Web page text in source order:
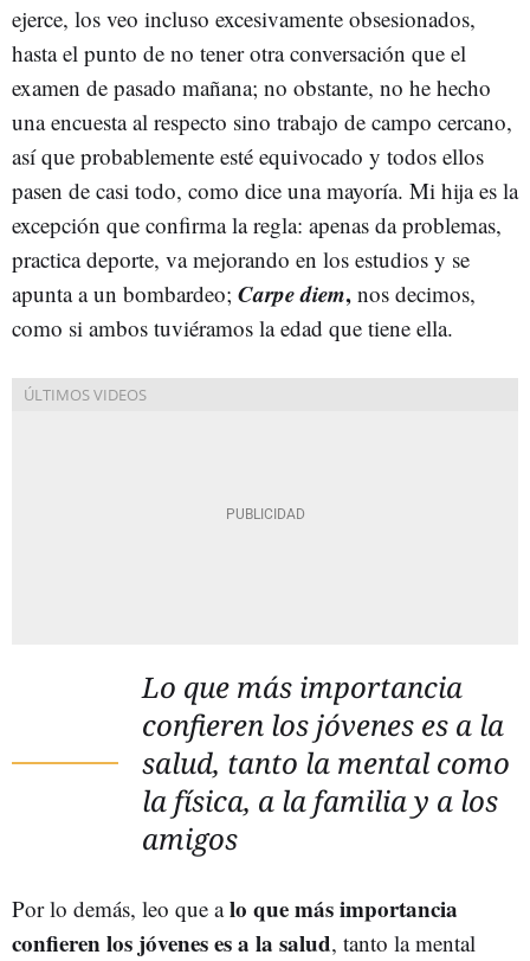
ejerce, los veo incluso excesivamente obsesionados,
hasta el punto de no tener otra conversación que el
examen de pasado mañana; no obstante, no he hecho
una encuesta al respecto sino trabajo de campo cercano,
así que probablemente esté equivocado y todos ellos
pasen de casi todo, como dice una mayoría. Mi hija es la
excepción que confirma la regla: apenas da problemas,
practica deporte, va mejorando en los estudios y se
apunta a un bombardeo; Carpe diem, nos decimos,
como si ambos tuviéramos la edad que tiene ella.
Lo que más importancia
confieren los jóvenes es a la
salud, tanto la mental como
la física, a la familia y a los
amigos
Por lo demás, leo que alo que más importancia
confieren los jóvenes es a la salud, tanto la mental